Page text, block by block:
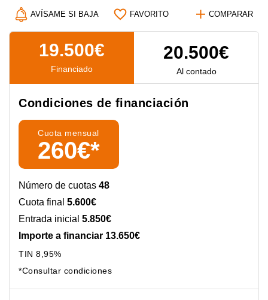
AVÍSAME SI BAJA FAVORITO COMPARAR
19.500€
Financiado
20.500€
Al contado
Condiciones de financiación
Cuota mensual
260€*
Número de cuotas 48
Cuota final 5.600€
Entrada inicial 5.850€
Importe a financiar 13.650€
TIN 8,95%
*Consultar condiciones